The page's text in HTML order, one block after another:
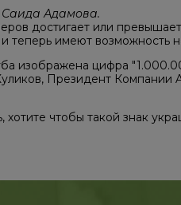
Адамова.
достигает или
теперь имеют возможность
изображена цифра
Президент Компании
хотите чтобы такой знак